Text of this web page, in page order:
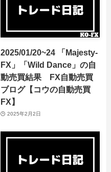
2025/01/20~24 「Majesty-
FX」「Wild Dance」の自
動売買結果 FX自動売買
ブログ【コウの自動売買
FX】
2025年2月2日